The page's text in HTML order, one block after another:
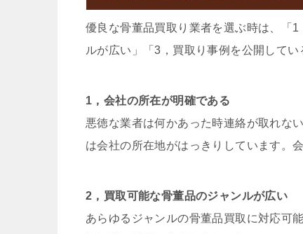
優良な骨董品買取り業者を選ぶ時は、「
ルが広い」「3，買取り事例を公開してい
1，会社の所在が明確である
悪徳な業者は何かあった時連絡が取れな
は会社の所在地がはっきりしています。
2，買取可能な骨董品のジャンルが広い
あらゆるジャンルの骨董品買取に対応可